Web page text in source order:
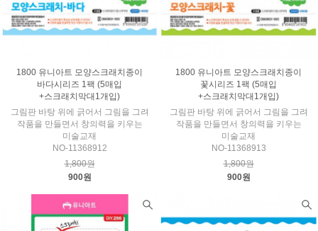
1800 유니아트 모양스크래치종이
바다시리즈 1팩 (5매입
+스크래치막대1개입)
그림판 바탕 위에 긁어서 그림을 그려
작품을 만들면서 창의력을 키우는
미술교재
NO-11368912
1,800원
900원
1800 유니아트 모양스크래치종이
꽃시리즈 1팩 (5매입
+스크래치막대1개입)
그림판 바탕 위에 긁어서 그림을 그려
작품을 만들면서 창의력을 키우는
미술교재
NO-11368913
1,800원
900원